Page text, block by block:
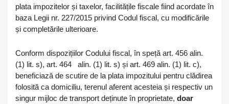
plata impozitelor și taxelor, facilitățile fiscale fiind acordate în
baza Legii nr. 227/2015 privind Codul fiscal, cu modificările
și completările ulterioare.
Conform dispozițiilor Codului fiscal, în speță art. 456 alin.
(1) lit. s), art. 464 alin. (1) lit. s) și art. 469 alin. (1) lit. c),
beneficiază de scutire de la plata impozitului pentru clădirea
folosită ca domiciliu, terenul aferent acesteia și respectiv un
singur mijloc de transport deținute în proprietate, doar